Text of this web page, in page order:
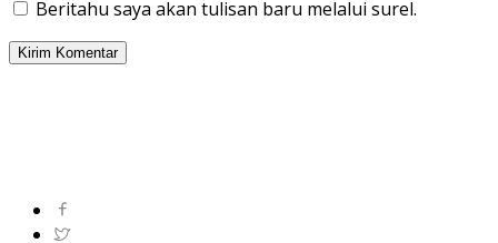
Beritahu saya akan tulisan baru melalui surel.